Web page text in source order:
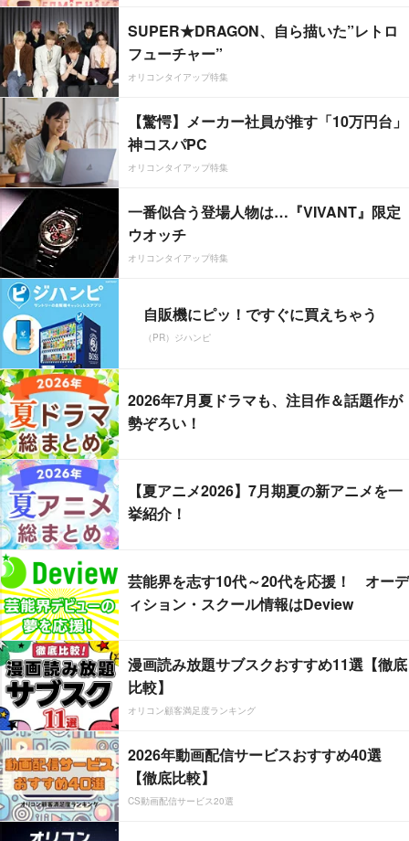
SUPER★DRAGON、自ら描いた”レトロ
フューチャー”
オリコンタイアップ特集
【驚愕】メーカー社員が推す「10万円台」
神コスパPC
オリコンタイアップ特集
一番似合う登場人物は…『VIVANT』限定
ウオッチ
オリコンタイアップ特集
自販機にピッ！ですぐに買えちゃう
（PR）ジハンピ
2026年7月夏ドラマも、注目作＆話題作が
勢ぞろい！
【夏アニメ2026】7月期夏の新アニメを一
挙紹介！
芸能界を志す10代～20代を応援！ オーデ
ィション・スクール情報はDeview
漫画読み放題サブスクおすすめ11選【徹底
比較】
オリコン顧客満足度ランキング
2026年動画配信サービスおすすめ40選
【徹底比較】
CS動画配信サービス20選